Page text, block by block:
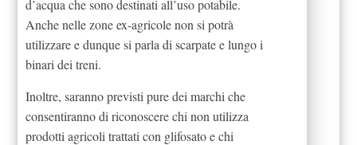
d’acqua che sono destinati all’uso potabile.
Anche nelle zone ex-agricole non si potrà
utilizzare e dunque si parla di scarpate e lungo i
binari dei treni.
Inoltre, saranno previsti pure dei marchi che
consentiranno di riconoscere chi non utilizza
prodotti agricoli trattati con glifosato e chi